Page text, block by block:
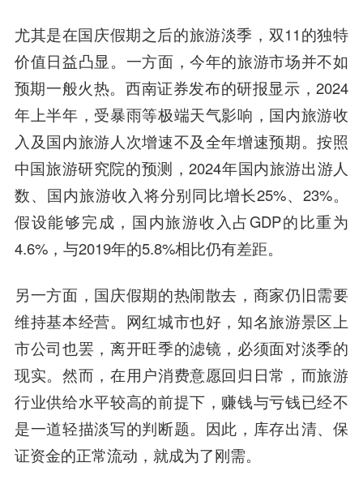
尤其是在国庆假期之后的旅游淡季，双11的独特
价值日益凸显。一方面，今年的旅游市场并不如
预期一般火热。西南证券发布的研报显示，2024
年上半年，受暴雨等极端天气影响，国内旅游收
入及国内旅游人次增速不及全年增速预期。按照
中国旅游研究院的预测，2024年国内旅游出游人
数、国内旅游收入将分别同比增长25%、23%。
假设能够完成，国内旅游收入占GDP的比重为
4.6%，与2019年的5.8%相比仍有差距。
另一方面，国庆假期的热闹散去，商家仍旧需要
维持基本经营。网红城市也好，知名旅游景区上
市公司也罢，离开旺季的滤镜，必须面对淡季的
现实。然而，在用户消费意愿回归日常，而旅游
行业供给水平较高的前提下，赚钱与亏钱已经不
是一道轻描淡写的判断题。因此，库存出清、保
证资金的正常流动，就成为了刚需。